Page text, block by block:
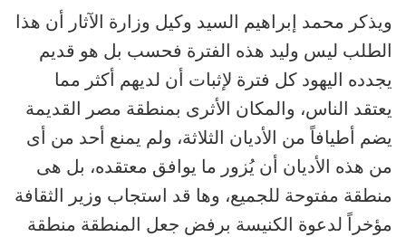
ويذكر محمد إبراهيم السيد وكيل وزارة الآثار أن هذا
الطلب ليس وليد هذه الفترة فحسب بل هو قديم
يجدده اليهود كل فترة لإثبات أن لديهم أكثر مما
يعتقد الناس، والمكان الأثرى بمنطقة مصر القديمة
يضم أطيافاً من الأديان الثلاثة، ولم يمنع أحد من أى
من هذه الأديان أن يُزور ما يوافق معتقده، بل هى
منطقة مفتوحة للجميع، وها قد استجاب وزير الثقافة
مؤخراً لدعوة الكنيسة برفض جعل المنطقة منطقة